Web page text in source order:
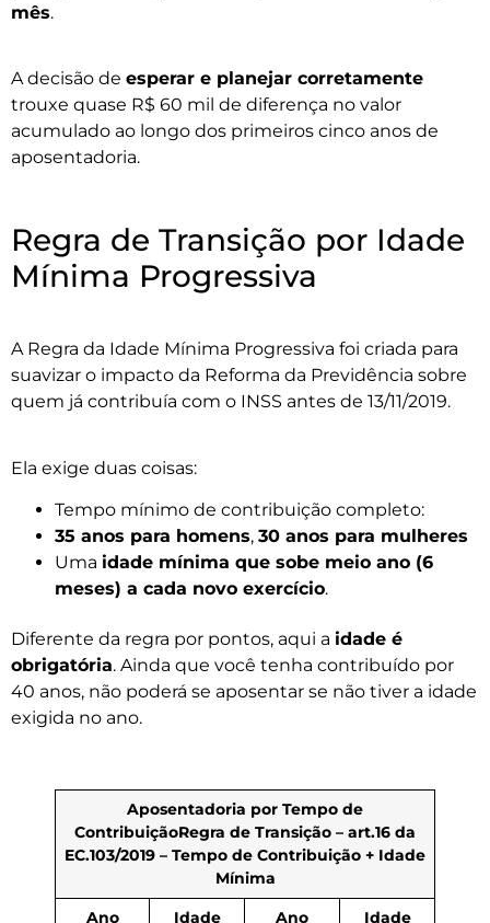
mês.
A decisão de esperar e planejar corretamente
trouxe quase R$ 60 mil de diferença no valor
acumulado ao longo dos primeiros cinco anos de
aposentadoria.
Regra de Transição por Idade
Mínima Progressiva
A Regra da Idade Mínima Progressiva foi criada para
suavizar o impacto da Reforma da Previdência sobre
quem já contribuía com o INSS antes de 13/11/2019.
Ela exige duas coisas:
Tempo mínimo de contribuição completo:
35 anos para homens, 30 anos para mulheres
Uma idade mínima que sobe meio ano (6
meses) a cada novo exercício.
Diferente da regra por pontos, aqui a idade é
obrigatória. Ainda que você tenha contribuído por
40 anos, não poderá se aposentar se não tiver a idade
exigida no ano.
Aposentadoria por Tempo de
ContribuiçãoRegra de Transição – art.16 da
EC.103/2019 – Tempo de Contribuição + Idade
Mínima
Ano
Idade Ano Idade